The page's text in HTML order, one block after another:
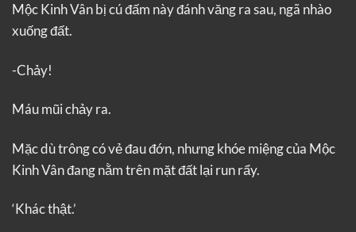
Mộc Kinh Vân bị cú đấm này đánh văng ra sau, ngã nhào
xuống đất.
-Chảy!
Máu mũi chảy ra.
Mặc dù trông có vẻ đau đớn, nhưng khóe miệng của Mộc
Kinh Vân đang nằm trên mặt đất lại run rẩy.
‘Khác thật.’